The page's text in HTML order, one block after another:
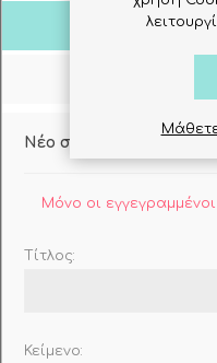
Νέο σχόλιο
Μόνο οι
Τίτλος:
Κείμενο: